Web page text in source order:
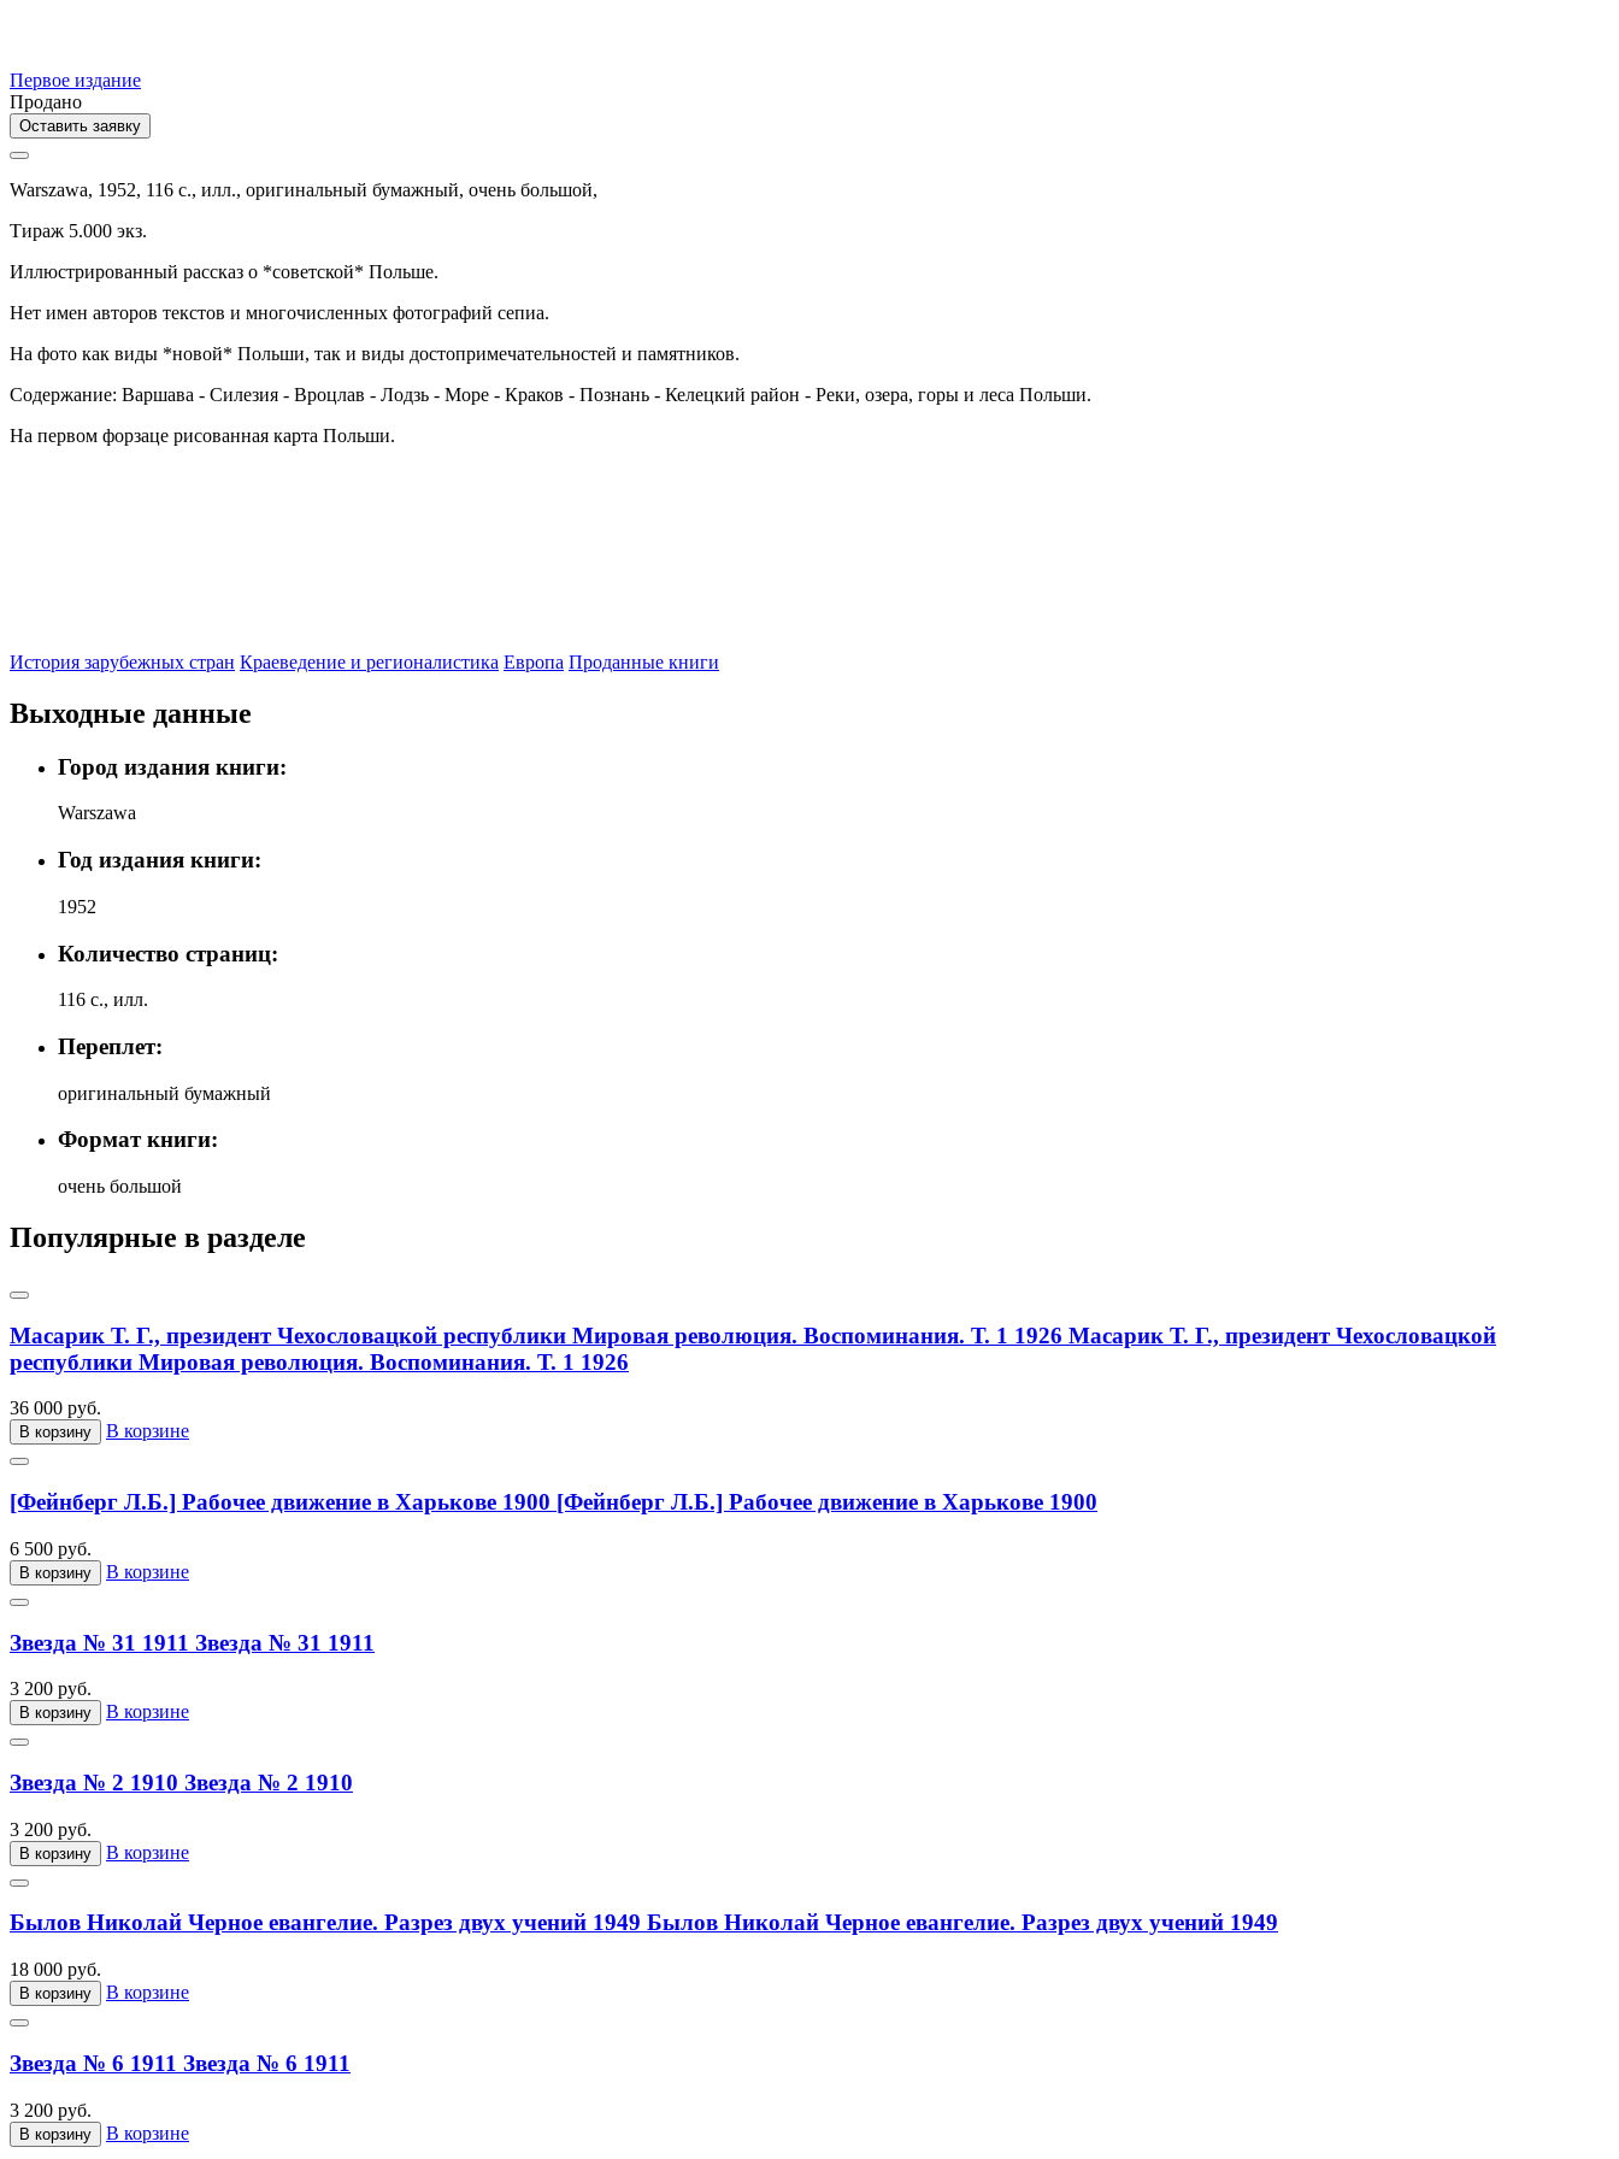
Первое издание
Продано
Оставить заявку
Warszawa, 1952, 116 с., илл., оригинальный бумажный, очень большой,
Тираж 5.000 экз.
Иллюстрированный рассказ о *советской* Польше.
Нет имен авторов текстов и многочисленных фотографий сепиа.
На фото как виды *новой* Польши, так и виды достопримечательностей и памятников.
Содержание: Варшава - Силезия - Вроцлав - Лодзь - Море - Краков - Познань - Келецкий район - Реки, озера, горы и леса Польши.
На первом форзаце рисованная карта Польши.
История зарубежных стран Краеведение и регионалистика Европа Проданные книги
Выходные данные
Город издания книги:
Warszawa
Год издания книги:
1952
Количество страниц:
116 с., илл.
Переплет:
оригинальный бумажный
Формат книги:
очень большой
Популярные в разделе
Масарик Т. Г., президент Чехословацкой республики Мировая революция. Воспоминания. Т. 1 1926 Масарик Т. Г., президент Чехословацкой
республики Мировая революция. Воспоминания. Т. 1 1926
36 000 руб.
В корзину В корзине
[Фейнберг Л.Б.] Рабочее движение в Харькове 1900 [Фейнберг Л.Б.] Рабочее движение в Харькове 1900
6 500 руб.
В корзину В корзине
Звезда № 31 1911 Звезда № 31 1911
3 200 руб.
В корзину В корзине
Звезда № 2 1910 Звезда № 2 1910
3 200 руб.
В корзину В корзине
Былов Николай Черное евангелие. Разрез двух учений 1949 Былов Николай Черное евангелие. Разрез двух учений 1949
18 000 руб.
В корзину В корзине
Звезда № 6 1911 Звезда № 6 1911
3 200 руб.
В корзину В корзине